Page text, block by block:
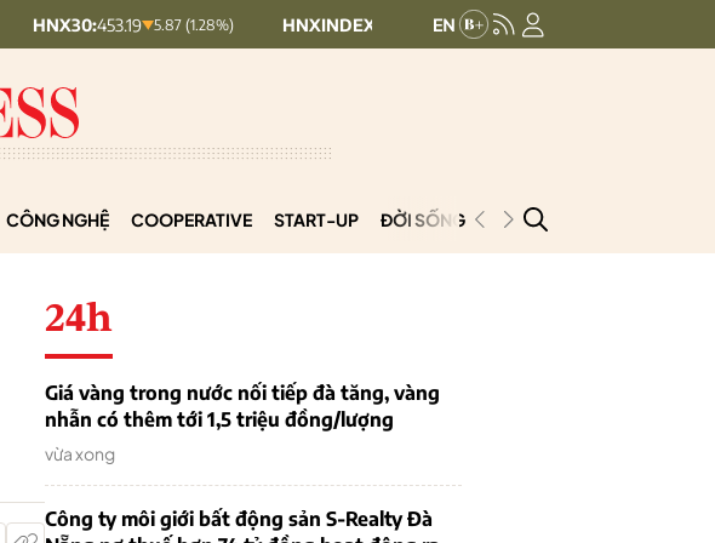
453.19 5.87 (1.28%) HNXINDEX: 292.64 8.56 (2.84%) UPCOMINDEX:
CÔNG NGHỆ COOPERATIVE START-UP ĐỜI SỐNG PODCAST
24h
Giá vàng trong nước nối tiếp đà tăng, vàng
nhẫn có thêm tới 1,5 triệu đồng/lượng
vừa xong
Công ty môi giới bất động sản S-Realty Đà